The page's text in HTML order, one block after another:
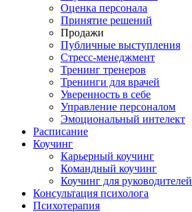
Оценка персонала
Принятие решений
Продажи
Публичные выступления
Стресс-менеджмент
Тренинг тренеров
Тренинги для врачей
Уверенность в себе
Управление персоналом
Эмоциональный интелект
Расписание
Коучинг
Карьерный коучинг
Командный коучинг
Коучинг для руководителей
Консультация психолога
Психотерапия